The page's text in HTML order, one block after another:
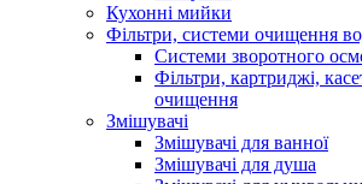
Кухонні мийки
Фільтри, системи очищення
Системи зворотного
Фільтри, картриджі,
очищення
Змішувачі
Змішувачі для ванної
Змішувачі для душа